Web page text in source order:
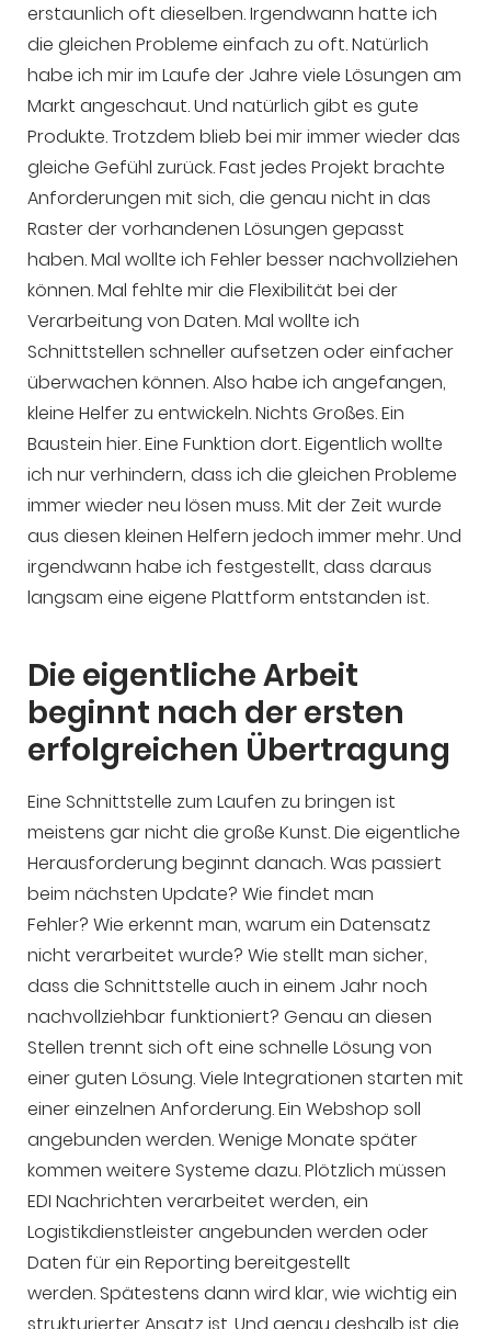
erstaunlich oft dieselben. Irgendwann hatte ich
die gleichen Probleme einfach zu oft. Natürlich
habe ich mir im Laufe der Jahre viele Lösungen am
Markt angeschaut. Und natürlich gibt es gute
Produkte. Trotzdem blieb bei mir immer wieder das
gleiche Gefühl zurück. Fast jedes Projekt brachte
Anforderungen mit sich, die genau nicht in das
Raster der vorhandenen Lösungen gepasst
haben. Mal wollte ich Fehler besser nachvollziehen
können. Mal fehlte mir die Flexibilität bei der
Verarbeitung von Daten. Mal wollte ich
Schnittstellen schneller aufsetzen oder einfacher
überwachen können. Also habe ich angefangen,
kleine Helfer zu entwickeln. Nichts Großes. Ein
Baustein hier. Eine Funktion dort. Eigentlich wollte
ich nur verhindern, dass ich die gleichen Probleme
immer wieder neu lösen muss. Mit der Zeit wurde
aus diesen kleinen Helfern jedoch immer mehr. Und
irgendwann habe ich festgestellt, dass daraus
langsam eine eigene Plattform entstanden ist.
Die eigentliche Arbeit
beginnt nach der ersten
erfolgreichen Übertragung
Eine Schnittstelle zum Laufen zu bringen ist
meistens gar nicht die große Kunst. Die eigentliche
Herausforderung beginnt danach. Was passiert
beim nächsten Update? Wie findet man
Fehler? Wie erkennt man, warum ein Datensatz
nicht verarbeitet wurde? Wie stellt man sicher,
dass die Schnittstelle auch in einem Jahr noch
nachvollziehbar funktioniert? Genau an diesen
Stellen trennt sich oft eine schnelle Lösung von
einer guten Lösung. Viele Integrationen starten mit
einer einzelnen Anforderung. Ein Webshop soll
angebunden werden. Wenige Monate später
kommen weitere Systeme dazu. Plötzlich müssen
EDI Nachrichten verarbeitet werden, ein
Logistikdienstleister angebunden werden oder
Daten für ein Reporting bereitgestellt
werden. Spätestens dann wird klar, wie wichtig ein